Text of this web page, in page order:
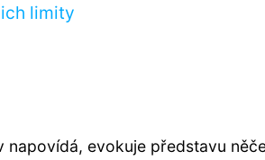
limity
napovídá, evokuje představu